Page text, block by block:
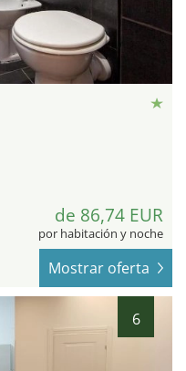
de 86,74 EUR
por habitación y noche
Mostrar oferta
6